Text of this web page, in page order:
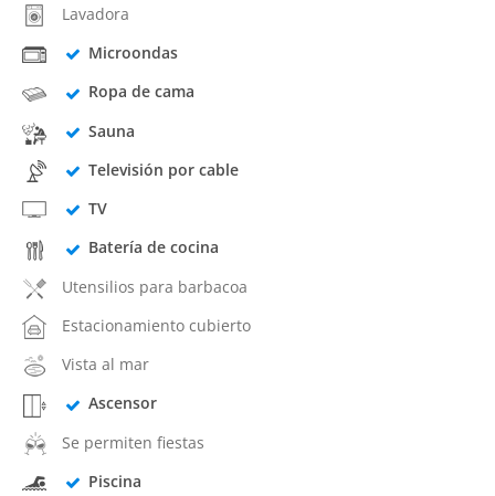
Lavadora
Microondas
Ropa de cama
Sauna
Televisión por cable
TV
Batería de cocina
Utensilios para barbacoa
Estacionamiento cubierto
Vista al mar
Ascensor
Se permiten fiestas
Piscina